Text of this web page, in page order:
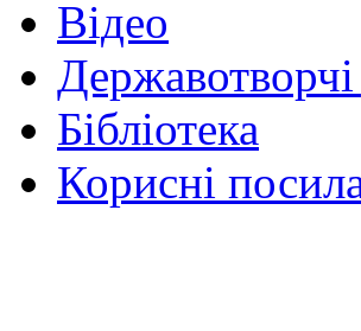
Відео
Бібліотека
Корисні